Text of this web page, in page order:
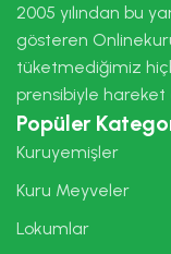
2005 yılından bu
gösteren
tüketmediğimiz
prensibiyle hareket
Popüler
Kuruyemişler
Kuru Meyveler
Lokumlar